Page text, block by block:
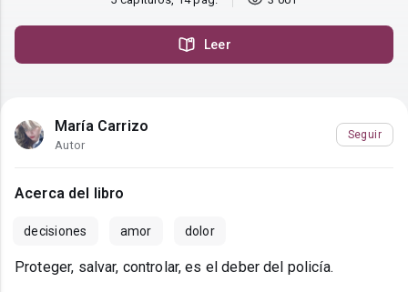
Leer
María Carrizo
Autor
Seguir
Acerca del libro
decisiones amor dolor
Proteger, salvar, controlar, es el deber del policía.